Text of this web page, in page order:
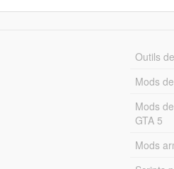
Outils
Mods
Mods
GTA 5
Mods